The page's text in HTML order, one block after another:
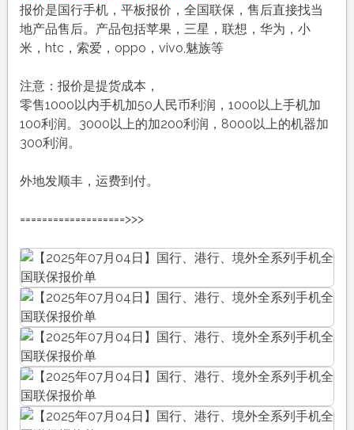
报价是国行手机，平板报价，全国联保，售后直接找当
地产品售后。产品包括苹果，三星，联想，华为，小
米，htc，索爱，oppo，vivo,魅族等
注意：报价是提货成本，
零售1000以内手机加50人民币利润，1000以上手机加
100利润。3000以上的加200利润，8000以上的机器加
300利润。
外地发顺丰，运费到付。
===================>>>